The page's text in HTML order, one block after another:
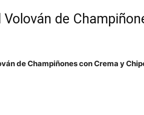
de
de Champiñones con Crema y